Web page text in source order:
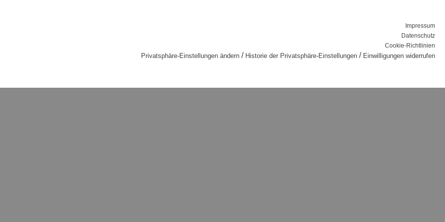
Impressum
Datenschutz
Cookie-Richtlinien
Privatsphäre-Einstellungen ändern/ Historie der Privatsphäre-Einstellungen/ Einwilligungen widerrufen